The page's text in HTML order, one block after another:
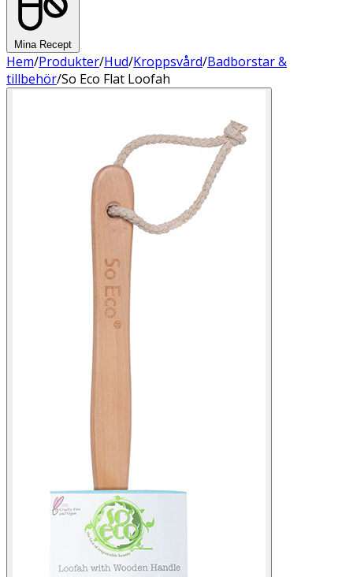
Mina Recept
Hem/Produkter/Hud/Kroppsvård/Badborstar &
tillbehör/So Eco Flat Loofah